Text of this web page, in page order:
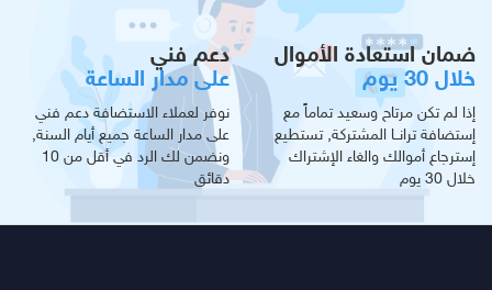
دعم فني
على مدار الساعة
نوفر لعملاء الاستضافة دعم فني
على مدار الساعة جميع أيام السنة,
ونضمن لك الرد في أقل من 10
دقائق
ضمان استعادة الأموال
خلال 30 يوم
إذا لم تكن مرتاح وسعيد تماماً مع
إستضافة ترانــا المشتركة, تستطيع
إسترجاع أموالك والغاء الإشتراك
خلال 30 يوم